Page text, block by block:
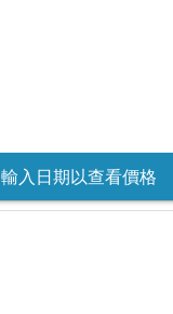
輸入日期以查看價格